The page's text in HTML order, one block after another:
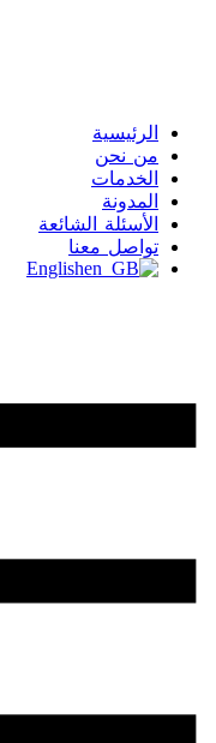
الرئيسية
من نحن
الخدمات
المدونة
الأسئلة الشائعة
تواصل معنا
English